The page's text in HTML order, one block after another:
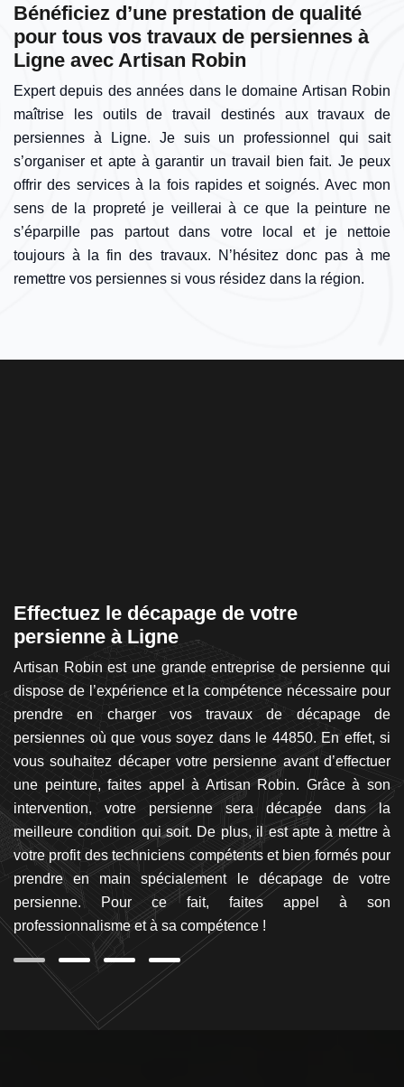
Bénéficiez d’une prestation de qualité
pour tous vos travaux de persiennes à
Ligne avec Artisan Robin
Expert depuis des années dans le domaine Artisan Robin
maîtrise les outils de travail destinés aux travaux de
persiennes à Ligne. Je suis un professionnel qui sait
s’organiser et apte à garantir un travail bien fait. Je peux
offrir des services à la fois rapides et soignés. Avec mon
sens de la propreté je veillerai à ce que la peinture ne
s’éparpille pas partout dans votre local et je nettoie
toujours à la fin des travaux. N’hésitez donc pas à me
remettre vos persiennes si vous résidez dans la région.
Effectuez le décapage de votre
persienne à Ligne
Artisan Robin est une grande entreprise de persienne qui
dispose de l’expérience et la compétence nécessaire pour
prendre en charger vos travaux de décapage de
persiennes où que vous soyez dans le 44850. En effet, si
vous souhaitez décaper votre persienne avant d’effectuer
une peinture, faites appel à Artisan Robin. Grâce à son
intervention, votre persienne sera décapée dans la
meilleure condition qui soit. De plus, il est apte à mettre à
votre profit des techniciens compétents et bien formés pour
prendre en main spécialement le décapage de votre
persienne. Pour ce fait, faites appel à son
professionnalisme et à sa compétence !